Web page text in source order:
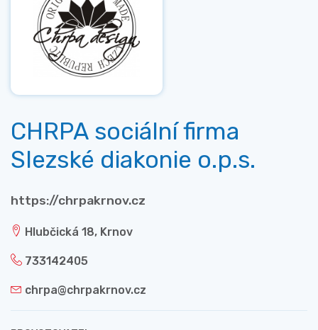
CHRPA sociální firma
Slezské diakonie o.p.s.
https://chrpakrnov.cz
Hlubčická 18, Krnov
733142405
chrpa@chrpakrnov.cz